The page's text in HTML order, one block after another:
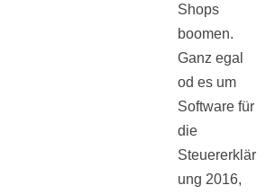
Shops
boomen.
Ganz egal
od es um
Software für
die
Steuererklär
ung 2016,